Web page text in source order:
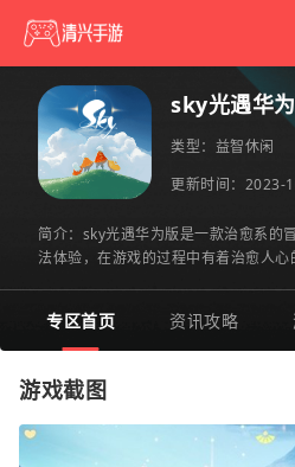
sky光遇华
类型： 益智休闲
更新时间：2023-
简介：sky光遇华为版是一款治愈系的
法体验，在游戏的过程中有着治愈人
专区首页 资讯攻略
游戏截图